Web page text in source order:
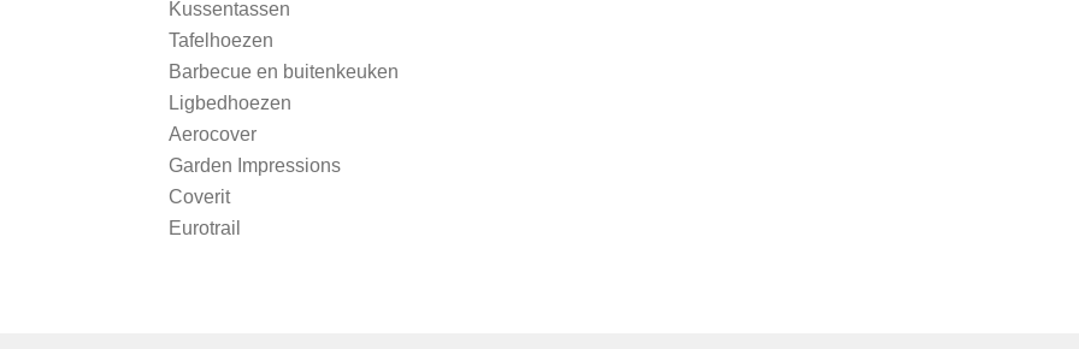
Kussentassen
Tafelhoezen
Barbecue en buitenkeuken
Ligbedhoezen
Aerocover
Garden Impressions
Coverit
Eurotrail